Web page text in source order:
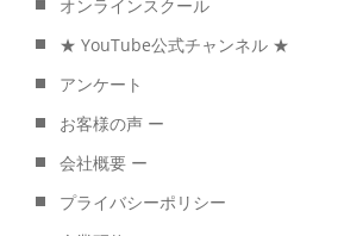
オンラインスクール
★ YouTube公式チャンネル ★
アンケート
お客様の声 ー
会社概要 ー
プライバシーポリシー